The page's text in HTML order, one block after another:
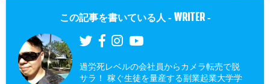
この記事を書いている人 - WRITER -
過労死レベルの会社員からカメラ転売で脱
サラ！ 稼ぐ生徒を量産する副業起業大学学